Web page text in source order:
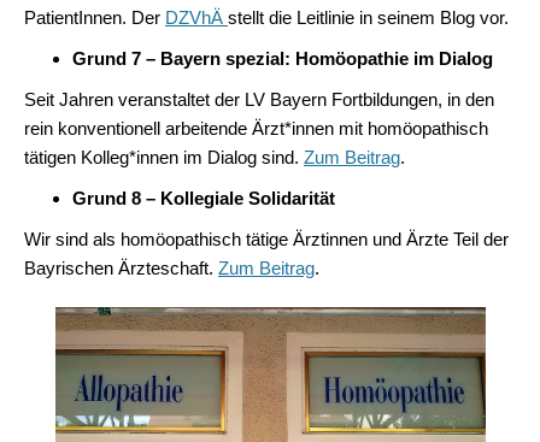
PatientInnen. Der DZVhÄ stellt die Leitlinie in seinem Blog vor.
Grund 7 – Bayern spezial: Homöopathie im Dialog
Seit Jahren veranstaltet der LV Bayern Fortbildungen, in den
rein konventionell arbeitende Ärzt*innen mit homöopathisch
tätigen Kolleg*innen im Dialog sind. Zum Beitrag.
Grund 8 – Kollegiale Solidarität
Wir sind als homöopathisch tätige Ärztinnen und Ärzte Teil der
Bayrischen Ärzteschaft. Zum Beitrag.